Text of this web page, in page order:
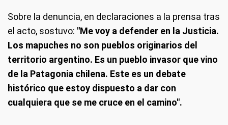
Sobre la denuncia, en declaraciones a la prensa tras
el acto, sostuvo: "Me voy a defender en la Justicia.
Los mapuches no son pueblos originarios del
territorio argentino. Es un pueblo invasor que vino
de la Patagonia chilena. Este es un debate
histórico que estoy dispuesto a dar con
cualquiera que se me cruce en el camino".